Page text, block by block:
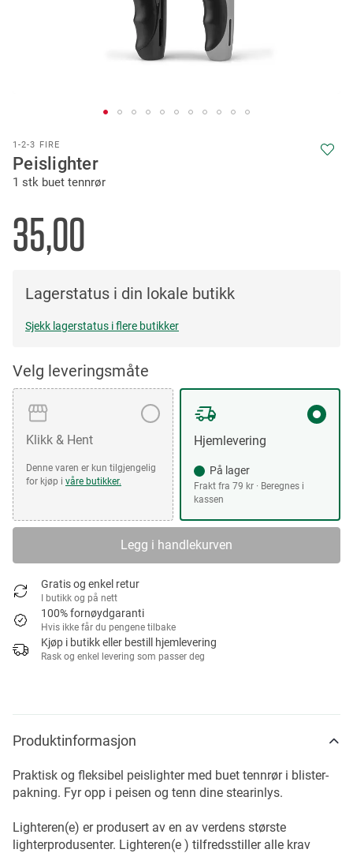
1-2-3 FIRE
Peislighter
1 stk buet tennrør
35,00
Lagerstatus i din lokale butikk
Sjekk lagerstatus i flere butikker
Velg leveringsmåte
Klikk & Hent
Denne varen er kun tilgjengelig
for kjøp i våre butikker.
Hjemlevering
På lager
Frakt fra 79 kr · Beregnes i
kassen
Legg i handlekurven
Gratis og enkel retur
I butikk og på nett
100% fornøydgaranti
Hvis ikke får du pengene tilbake
Kjøp i butikk eller bestill hjemlevering
Rask og enkel levering som passer deg
to
the
beginning
the
images
gallery
Produktinformasjon
Praktisk og fleksibel peislighter med buet tennrør i blister-
pakning. Fyr opp i peisen og tenn dine stearinlys.
Lighteren(e) er produsert av en av verdens største
lighterprodusenter. Lighteren(e ) tilfredsstiller alle krav